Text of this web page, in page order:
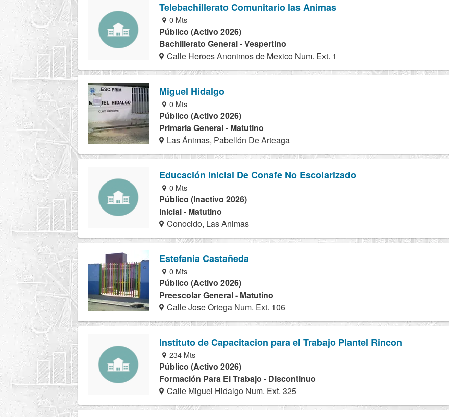
Telebachillerato Comunitario las Animas
0 Mts
Público (Activo 2026)
Bachillerato General - Vespertino
Calle Heroes Anonimos de Mexico Num. Ext. 1
Miguel Hidalgo
0 Mts
Público (Activo 2026)
Primaria General - Matutino
Las Ánimas, Pabellón De Arteaga
Educación Inicial De Conafe No Escolarizado
0 Mts
Público (Inactivo 2026)
Inicial - Matutino
Conocido, Las Animas
Estefania Castañeda
0 Mts
Público (Activo 2026)
Preescolar General - Matutino
Calle Jose Ortega Num. Ext. 106
Instituto de Capacitacion para el Trabajo Plantel Rincon
234 Mts
Público (Activo 2026)
Formación Para El Trabajo - Discontinuo
Calle Miguel Hidalgo Num. Ext. 325